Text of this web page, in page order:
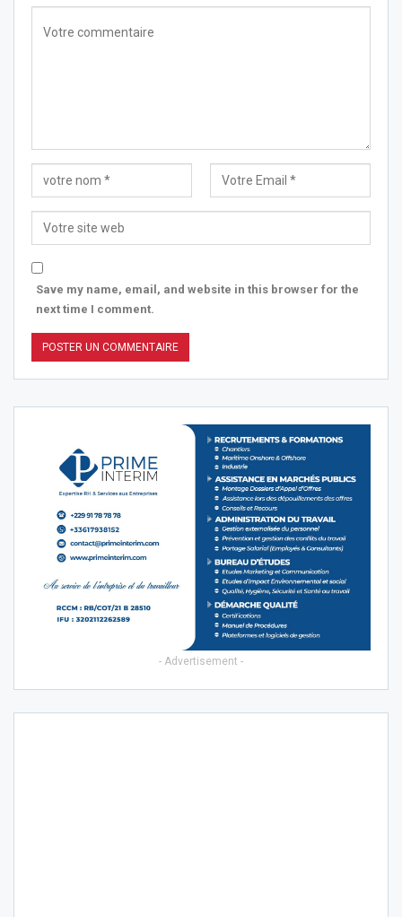
Save my name, email, and website in this browser for the
next time I comment.
- Advertisement -